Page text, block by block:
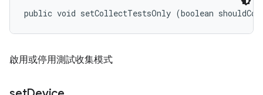
public void setCollectTestsOnly (boolean
啟用或停用測試收集模式